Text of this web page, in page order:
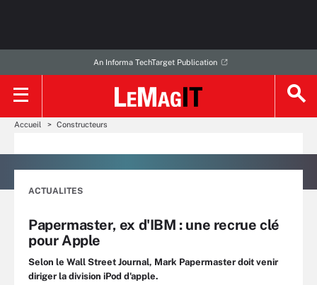
An Informa TechTarget Publication
Accueil Constructeurs
ACTUALITES
Papermaster, ex d'IBM : une recrue clé
pour Apple
Selon le Wall Street Journal, Mark Papermaster doit venir
diriger la division iPod d'apple.